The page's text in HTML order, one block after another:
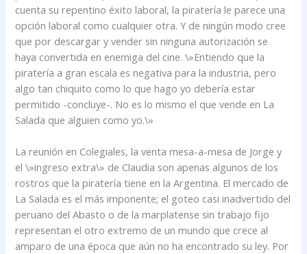
cuenta su repentino éxito laboral, la piratería le parece una
opción laboral como cualquier otra. Y de ningún modo cree
que por descargar y vender sin ninguna autorización se
haya convertida en enemiga del cine. \»Entiendo que la
piratería a gran escala es negativa para la industria, pero
algo tan chiquito como lo que hago yo debería estar
permitido -concluye-. No es lo mismo el que vende en La
Salada que alguien como yo.\»
La reunión en Colegiales, la venta mesa-a-mesa de Jorge y
el \»ingreso extra\» de Claudia son apenas algunos de los
rostros que la piratería tiene en la Argentina. El mercado de
La Salada es el más imponente; el goteo casi inadvertido del
peruano del Abasto o de la marplatense sin trabajo fijo
representan el otro extremo de un mundo que crece al
amparo de una época que aún no ha encontrado su ley. Por